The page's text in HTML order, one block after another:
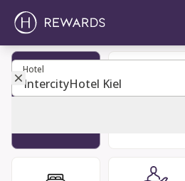
Hotel
Hotel